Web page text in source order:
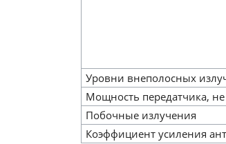
Уровни внеполосных
Мощность передатчика,
Побочные излучения
Коэффициент усиления